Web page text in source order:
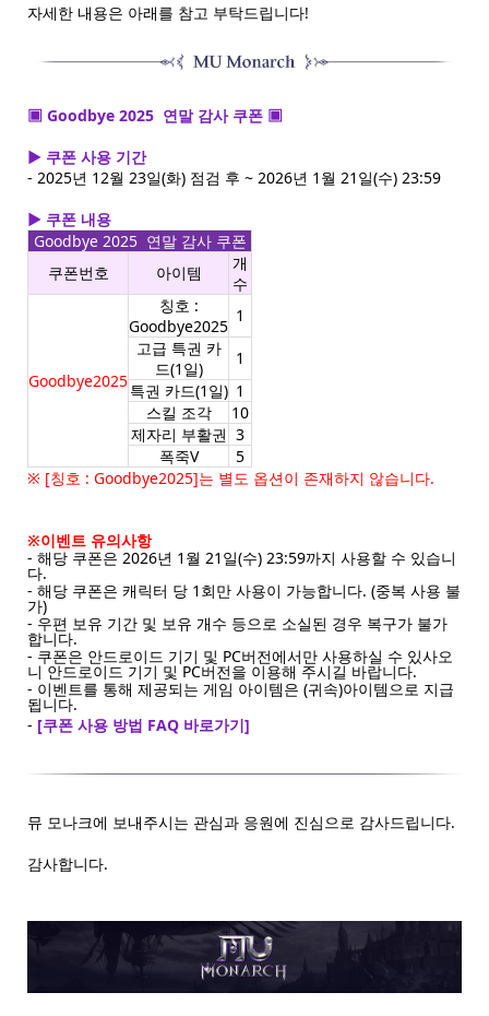
자세한 내용은 아래를 참고 부탁드립니다!
▣ Goodbye 2025 연말 감사 쿠폰 ▣
▶ 쿠폰 사용 기간
- 2025년 12월 23일(화) 점검 후 ~ 2026년 1월 21일(수) 23:59
▶ 쿠폰 내용
Goodbye 2025 연말 감사 쿠폰
쿠폰번호
아이템
개
수
Goodbye2025
칭호 :
Goodbye2025
1
고급 특권 카
드(1일)
1
특권 카드(1일) 1
스킬 조각
10
제자리 부활권 3
폭죽V
5
※ [칭호 : Goodbye2025]는 별도 옵션이 존재하지 않습니다.
※이벤트 유의사항
- 해당 쿠폰은 2026년 1월 21일(수) 23:59까지 사용할 수 있습니
다.
- 해당 쿠폰은 캐릭터 당 1회만 사용이 가능합니다. (중복 사용 불
가)
- 우편 보유 기간 및 보유 개수 등으로 소실된 경우 복구가 불가
합니다.
- 쿠폰은 안드로이드 기기 및 PC버전에서만 사용하실 수 있사오
니 안드로이드 기기 및 PC버전을 이용해 주시길 바랍니다.
- 이벤트를 통해 제공되는 게임 아이템은 (귀속)아이템으로 지급
됩니다.
- [쿠폰 사용 방법 FAQ 바로가기]
뮤 모나크에 보내주시는 관심과 응원에 진심으로 감사드립니다.
감사합니다.